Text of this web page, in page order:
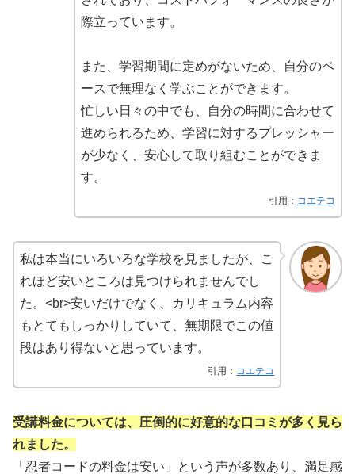
際立っています。
また、学習期間に定めがないため、自分のペ
ースで無理なく学ぶことができます。
忙しい日々の中でも、自分の時間に合わせて
進められるため、学習に対するプレッシャー
が少なく、安心して取り組むことができま
す。
引用： コエテコ
私は本当にいろいろな学校を見ましたが、こ
れほど安いところは見つけられませんでし
た。<br>安いだけでなく、カリキュラム内容
もとてもしっかりしていて、無期限でこの値
段はあり得ないと思っています。
引用： コエテコ
受講料金については、圧倒的に好意的な口コミが多く見ら
れました。
「忍者コードの料金は安い」という声が多数あり、満足感